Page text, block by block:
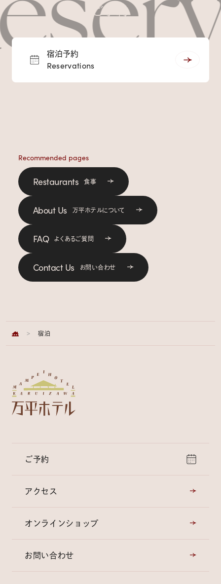
ご予約
宿泊予約
Reservations
Recommended pages
Restaurants 食事
About Us 万平ホテルについて
FAQ よくあるご質問
Contact Us お問い合わせ
> 宿泊
ご予約
アクセス
オンラインショップ
お問い合わせ